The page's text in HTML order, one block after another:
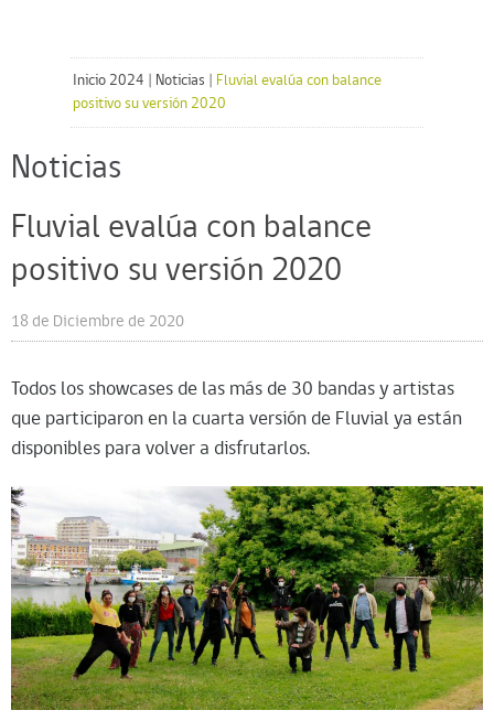
Inicio 2024 Noticias
Fluvial evalúa con balance
positivo su versión 2020
Noticias
Fluvial evalúa con balance
positivo su versión 2020
18 de Diciembre de 2020
Todos los showcases de las más de 30 bandas y artistas
que participaron en la cuarta versión de Fluvial ya están
disponibles para volver a disfrutarlos.